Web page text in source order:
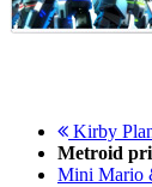
Kirby
Metroid
Mini Mario